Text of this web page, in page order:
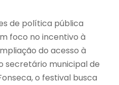
de política pública
foco no incentivo à
do acesso à
secretário municipal de
o festival busca